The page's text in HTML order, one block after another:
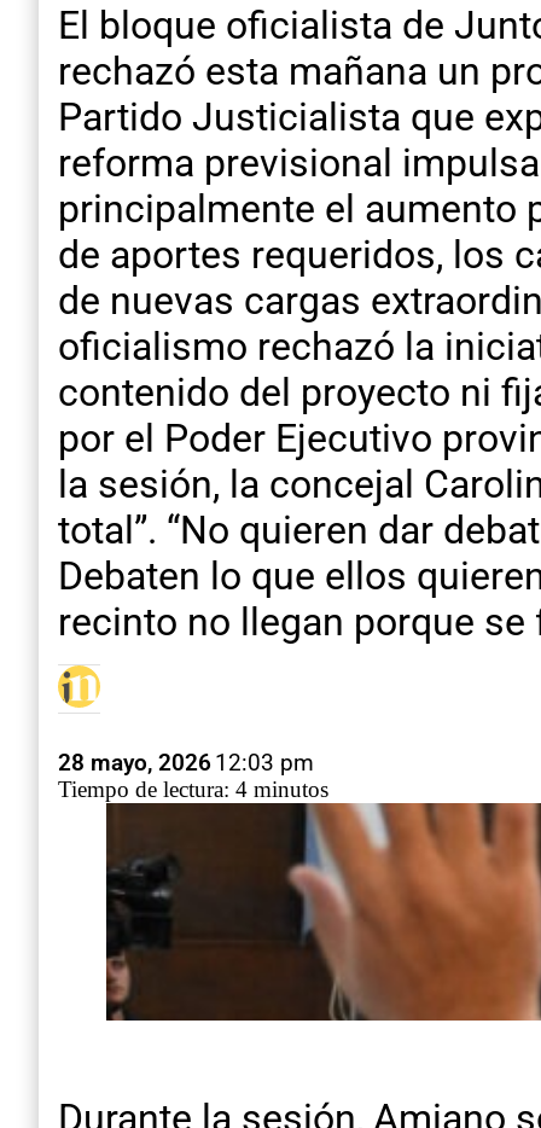
El bloque oficialista de
rechazó esta mañana un
Partido Justicialista que
reforma previsional
principalmente el aumento
de aportes requeridos, los
de nuevas cargas
oficialismo rechazó la
contenido del proyecto ni
por el Poder Ejecutivo
la sesión, la concejal
total”. “No quieren dar
Debaten lo que ellos
recinto no llegan porque se
28 mayo, 202612:03 pm
Tiempo de lectura: 4 minutos
Durante la sesión, Amiano